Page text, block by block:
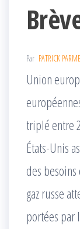
Par PATRICK
Union
triplé entre
États-Unis
des
gaz russe
portées par